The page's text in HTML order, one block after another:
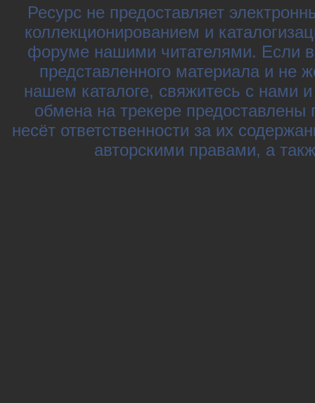
Ресурс не предоставляет
коллекционированием и
форуме нашими читателями. Если
представленного материала и не
нашем каталоге, свяжитесь с нами
обмена на трекере
несёт ответственности за их
авторскими правами, а